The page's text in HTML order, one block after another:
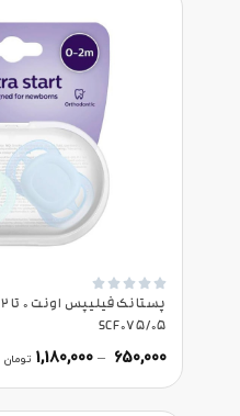





SCF075/05
650,000
–
1,180,000 تومان